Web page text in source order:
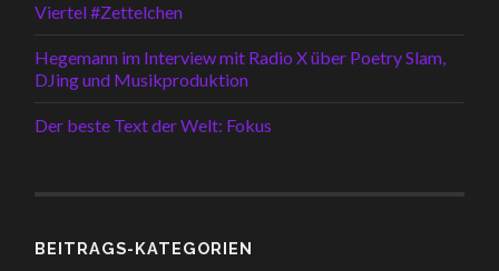
Viertel #Zettelchen
Hegemann im Interview mit Radio X über Poetry Slam,
DJing und Musikproduktion
Der beste Text der Welt: Fokus
BEITRAGS-KATEGORIEN